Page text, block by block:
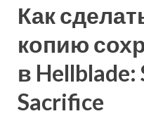
Как
копию
в Hellblade:
Sacrifice